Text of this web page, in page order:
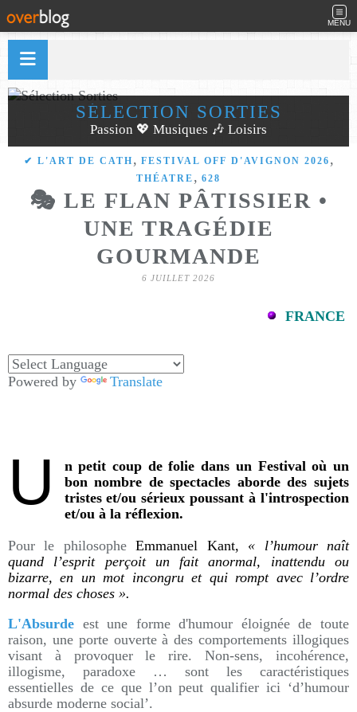
MENU
SÉLECTION SORTIES
Passion 💖 Musiques 🎶 Loisirs
✔ L'ART DE CATH , FESTIVAL OFF D'AVIGNON 2026 ,
THÉATRE , 628
🎭 LE FLAN PÂTISSIER •
UNE TRAGÉDIE
GOURMANDE
6 JUILLET 2026
FRANCE
Powered by Translate
U
n petit coup de folie dans un Festival où un
bon nombre de spectacles aborde des sujets
tristes et/ou sérieux poussant à l'introspection
et/ou à la réflexion.
Pour le philosopheEmmanuel Kant,
« l’humour naît
quand l’esprit perçoit un fait anormal, inattendu ou
bizarre, en un mot incongru et qui rompt avec l’ordre
normal des choses ».
L'Absurde est une forme d'humour éloignée de toute
raison, une porte ouverte à des comportements illogiques
visant à provoquer le rire. Non-sens, incohérence,
illogisme, paradoxe … sont les caractéristiques
essentielles de ce que l’on peut qualifier ici ‘d’humour
absurde moderne social’.